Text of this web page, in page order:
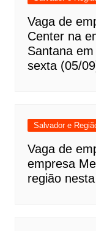
Vaga de
Center na
Santana
sexta (05/
Salvador e
Vaga de
empresa
região